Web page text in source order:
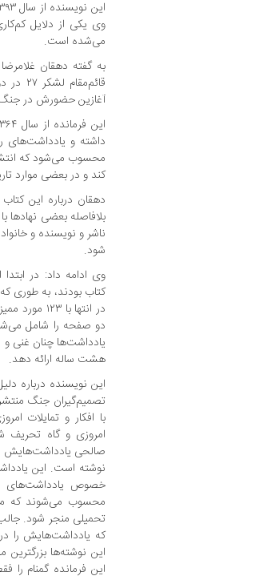
وی یکی از دلایل
می‌شده است.
به گفته دهقان
آغازین حضورش در
داشته و یادداشت‌های
محسوب می‌شود که
کند و در بعضی موارد
بلافاصله بعضی
ناشر و نویسنده و
شود.
وی ادامه داد: در
کتاب بودند، به طوری
در انتها
دو صفحه را شامل
یادداشت‌ها چنان غنی
هشت ساله ارائه دهد.
این نویسنده درباره
تصمیم‌گیران جنگ
با افکار و تمایلات
امروزی و گاه
صالحی یادداشت‌هایش
نوشته است. این
محسوب می‌شوند که
تحمیلی منجر شود.
که یادداشت‌هایش را
این نوشته‌ها
این فرمانده گمنام